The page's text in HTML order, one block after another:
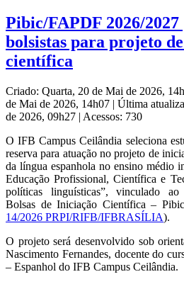
Pibic/FAPDF 2026/2027
bolsistas para projeto
científica
Criado: Quarta, 20 de Mai de 2026,
de Mai de 2026, 14h07 | Última
de 2026, 09h27 | Acessos: 730
O IFB Campus Ceilândia seleciona
reserva para atuação no projeto de
da língua espanhola no ensino médio
Educação Profissional, Científica e
políticas linguísticas”, vinculado
Bolsas de Iniciação Científica –
14/2026 PRPI/RIFB/IFBRASÍLIA).
O projeto será desenvolvido sob
Nascimento Fernandes, docente do
– Espanhol do IFB Campus Ceilândia.